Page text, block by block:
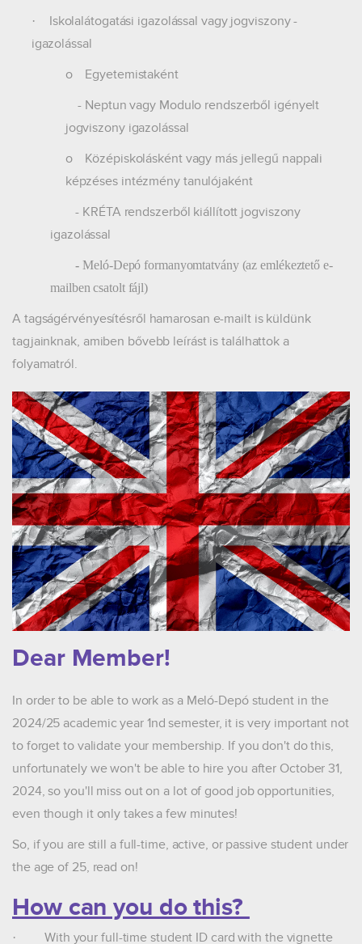
·
Iskolalátogatási igazolással vagy jogviszony -
igazolással
o
Egyetemistaként
- Neptun vagy Modulo rendszerből igényelt
jogviszony igazolással
o
Középiskolásként vagy más jellegű nappali
képzéses intézmény tanulójaként
- KRÉTA rendszerből kiállított jogviszony
igazolással
-Meló-Depó formanyomtatvány (az emlékeztető e-
mailben csatolt fájl)
A tagságérvényesítésről hamarosan e-mailt is küldünk
tagjainknak, amiben bővebb leírást is találhattok a
folyamatról.
Dear Member!
In order to be able to work as a Meló-Depó student in the
2024/25 academic year 1nd semester, it is very important not
to forget to validate your membership. If you don't do this,
unfortunately we won't be able to hire you after October 31,
2024, so you'll miss out on a lot of good job opportunities,
even though it only takes a few minutes!
So, if you are still a full-time, active, or passive student under
the age of 25, read on!
How can you do this?
·
With your full-time student ID card with the vignette